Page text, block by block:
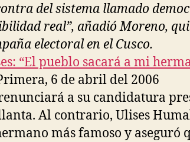
del sistema llamado
real”, añadió Moreno,
electoral en el Cusco.
“El pueblo sacará a mi
6 de abril del 2006
a su candidatura
Al contrario, Ulises
más famoso y aseguró